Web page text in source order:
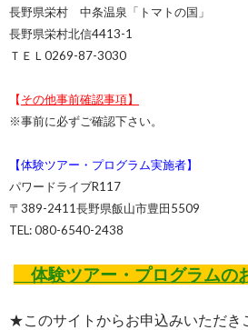
長野県栄村 中条温泉「トマトの国」
長野県栄村北信4413-1
ＴＥＬ0269-87-3030
【その他事前確認事項】
※事前に必ずご確認下さい。
【体験ツアー・プログラム実施者】
パワードライブR117
〒389-2411長野県飯山市豊田5509
TEL: 080-6540-2438
体験ツアー・プログラムの
★このサイトからお申込みいただき